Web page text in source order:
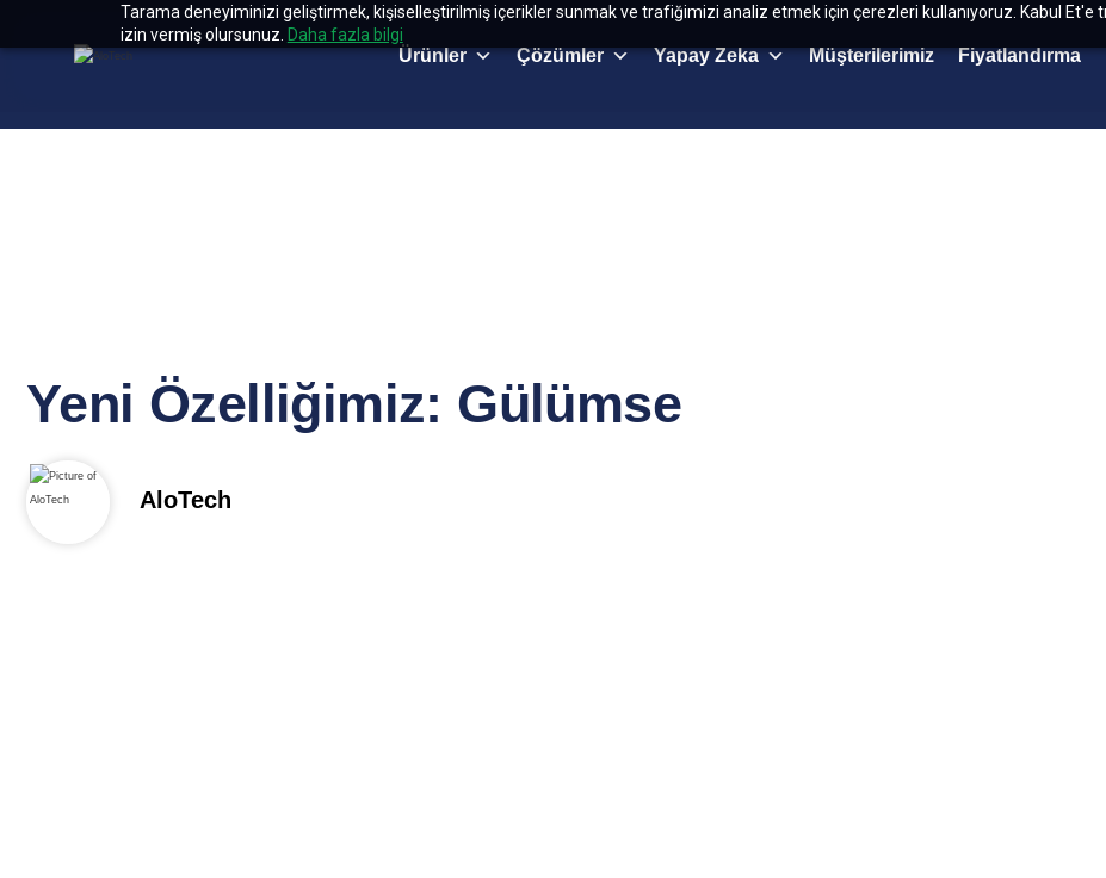
Tarama deneyiminizi geliştirmek, kişiselleştirilmiş içerikler sunmak ve trafiğimizi analiz etmek için çerezleri kullanıyoruz. Kabul Et'e
izin vermiş olursunuz. Daha fazla bilgi
Ürünler Çözümler Yapay Zeka Müşterilerimiz Fiyatlandırma
Yeni Özelliğimiz: Gülümse
AloTech